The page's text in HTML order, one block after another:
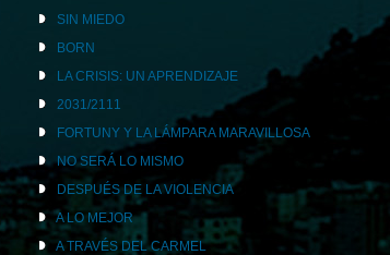
SIN MIEDO
BORN
LA CRISIS: UN APRENDIZAJE
2031/2111
FORTUNY Y LA LÁMPARA MARAVILLOSA
NO SERÁ LO MISMO
DESPUÉS DE LA VIOLENCIA
A LO MEJOR
A TRAVÉS DEL CARMEL